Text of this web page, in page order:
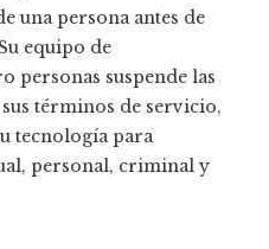
una persona antes de
equipo de
personas suspende las
términos de servicio,
tecnología para
personal, criminal y